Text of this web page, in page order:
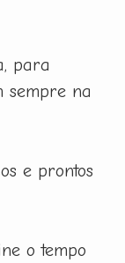
para
sempre na
e prontos
o tempo